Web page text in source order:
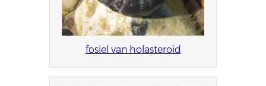
fosiel van holasteroid